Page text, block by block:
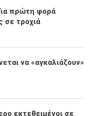
πρώτη φορά
σε τροχιά
να «αγκαλιάζουν»
εκτεθειμένοι σε